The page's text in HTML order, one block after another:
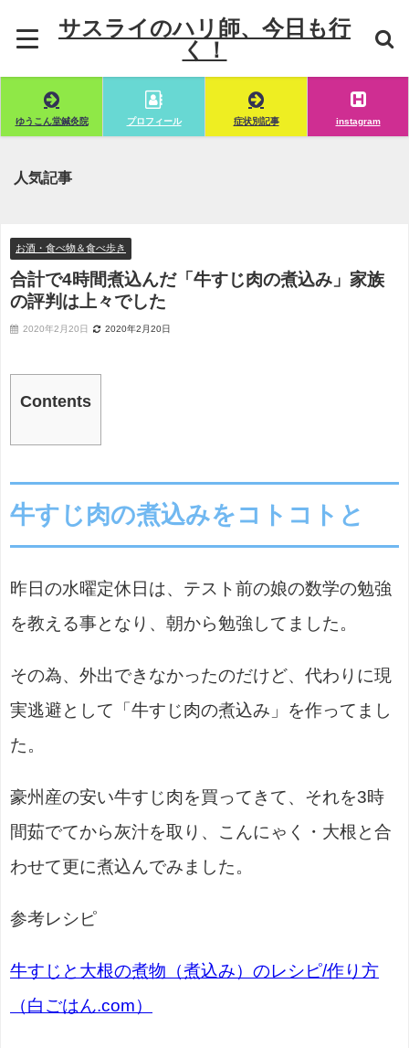
サスライのハリ師、今日も行
く！
ゆうこん堂鍼灸院 プロフィール 症状別記事 instagram
人気記事
お酒・食べ物＆食べ歩き
合計で4時間煮込んだ「牛すじ肉の煮込み」家族
の評判は上々でした
2020年2月20日 2020年2月20日
Contents
牛すじ肉の煮込みをコトコトと
昨日の水曜定休日は、テスト前の娘の数学の勉強
を教える事となり、朝から勉強してました。
その為、外出できなかったのだけど、代わりに現
実逃避として「牛すじ肉の煮込み」を作ってまし
た。
豪州産の安い牛すじ肉を買ってきて、それを3時
間茹でてから灰汁を取り、こんにゃく・大根と合
わせて更に煮込んでみました。
参考レシピ
牛すじと大根の煮物（煮込み）のレシピ/作り方
（白ごはん.com）